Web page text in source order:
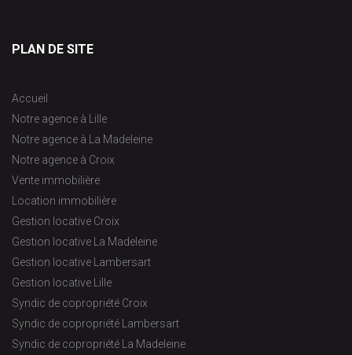
PLAN DE SITE
Accueil
Notre agence à Lille
Notre agence à La Madeleine
Notre agence à Croix
Vente immobilière
Location immobilière
Gestion locative Croix
Gestion locative La Madeleine
Gestion locative Lambersart
Gestion locative Lille
Syndic de copropriété Croix
Syndic de copropriété Lambersart
Syndic de copropriété La Madeleine